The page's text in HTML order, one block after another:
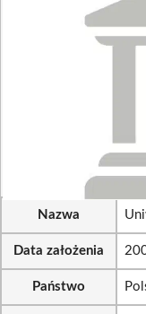
Nazwa
Data założenia
Państwo